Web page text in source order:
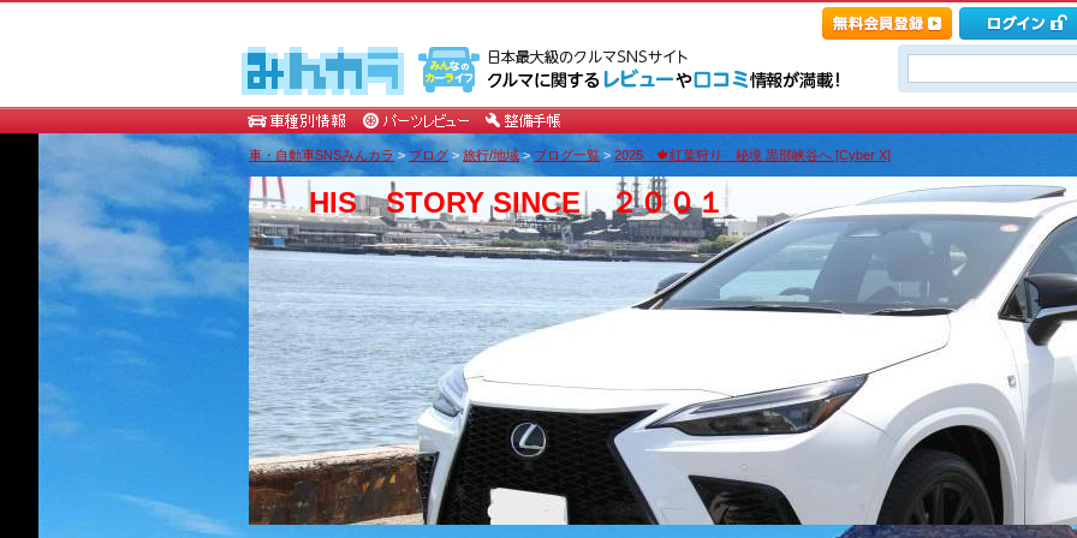
車・自動車SNSみんカラ >ブログ > 旅行/地域> ブログ一覧 > 2025 🍁紅葉狩り 秘境 黒部峡谷へ [Cyber X]
HIS STORY SINCE ２００１